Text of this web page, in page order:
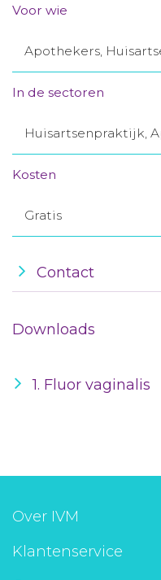
Winkelwagentje
Aanmelden
Voor wie
Apothekers,
In de sectoren
Huisartsenpraktijk,
Kosten
Gratis
Contact
Downloads
1. Fluor vaginalis
Over IVM
Klantenservice